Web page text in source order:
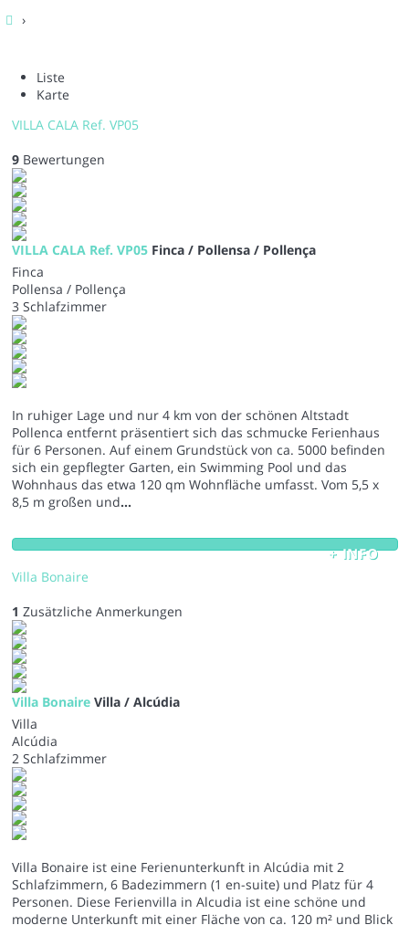
›
Liste
Karte
VILLA CALA Ref. VP05
9Bewertungen
VILLA CALA Ref. VP05 Finca / Pollensa / Pollença
Finca
Pollensa / Pollença
3 Schlafzimmer
In ruhiger Lage und nur 4 km von der schönen Altstadt
Pollenca entfernt präsentiert sich das schmucke Ferienhaus
für 6 Personen. Auf einem Grundstück von ca. 5000 befinden
sich ein gepflegter Garten, ein Swimming Pool und das
Wohnhaus das etwa 120 qm Wohnfläche umfasst. Vom 5,5 x
8,5 m großen und...
+ INFO
Villa Bonaire
1 Zusätzliche Anmerkungen
Villa Bonaire Villa / Alcúdia
Villa
Alcúdia
2 Schlafzimmer
Villa Bonaire ist eine Ferienunterkunft in Alcúdia mit 2
Schlafzimmern, 6 Badezimmern (1 en-suite) und Platz für 4
Personen. Diese Ferienvilla in Alcudia ist eine schöne und
moderne Unterkunft mit einer Fläche von ca. 120 m² und Blick